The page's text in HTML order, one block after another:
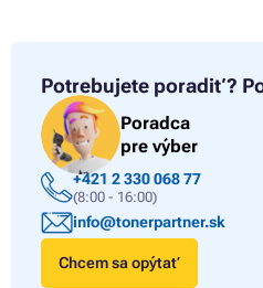
Potrebujete poradiť?
Poradca
pre výber
+421 2 330 068 77
(8:00 - 16:00)
info@tonerpartner.sk
Chcem sa opýtať